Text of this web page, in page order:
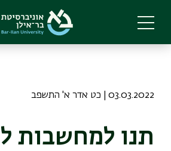
main
03.03.2022 | כט אדר א' התשפב
תנו למחשבות